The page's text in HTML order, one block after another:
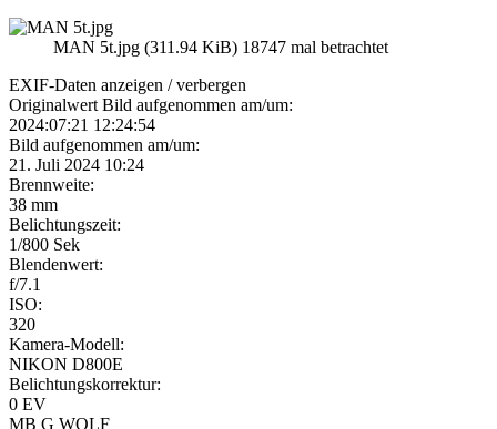
MAN 5t.jpg (311.94 KiB) 18747 mal betrachtet
EXIF-Daten anzeigen / verbergen
Originalwert Bild aufgenommen am/um:
2024:07:21 12:24:54
Bild aufgenommen am/um:
21. Juli 2024 10:24
Brennweite:
38 mm
Belichtungszeit:
1/800 Sek
Blendenwert:
f/7.1
ISO:
320
Kamera-Modell:
NIKON D800E
Belichtungskorrektur:
0 EV
MB G WOLF